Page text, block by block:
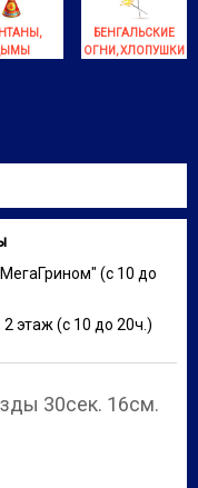
БЕНГАЛЬСКИЕ
ОГНИ, ХЛОПУШКИ
(с 10 до
этаж (с 10 до 20ч.)
30сек. 16см.